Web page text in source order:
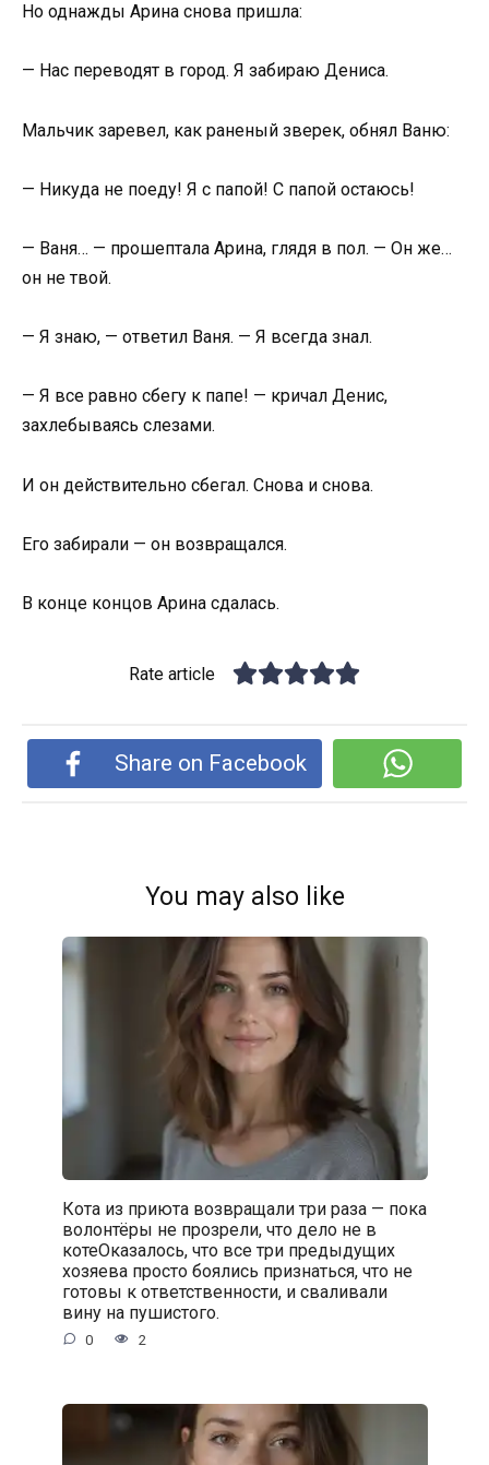
Но однажды Арина снова пришла:
— Нас переводят в город. Я забираю Дениса.
Мальчик заревел, как раненый зверек, обнял Ваню:
— Никуда не поеду! Я с папой! С папой остаюсь!
— Ваня… — прошептала Арина, глядя в пол. — Он же…
он не твой.
— Я знаю, — ответил Ваня. — Я всегда знал.
— Я все равно сбегу к папе! — кричал Денис,
захлебываясь слезами.
И он действительно сбегал. Снова и снова.
Его забирали — он возвращался.
В конце концов Арина сдалась.
Rate article
Share on Facebook
You may also like
Кота из приюта возвращали три раза — пока
волонтёры не прозрели, что дело не в
котеОказалось, что все три предыдущих
хозяева просто боялись признаться, что не
готовы к ответственности, и сваливали
вину на пушистого.
0 2